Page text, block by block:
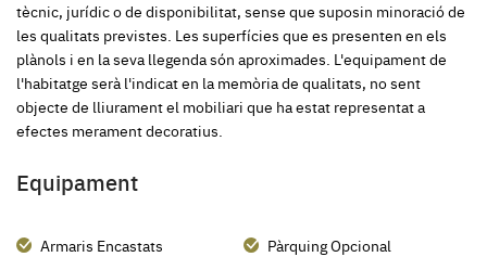
tècnic, jurídic o de disponibilitat, sense que suposin minoració de
les qualitats previstes. Les superfícies que es presenten en els
plànols i en la seva llegenda són aproximades. L'equipament de
l'habitatge serà l'indicat en la memòria de qualitats, no sent
objecte de lliurament el mobiliari que ha estat representat a
efectes merament decoratius.
Equipament
Armaris Encastats
Pàrquing Opcional